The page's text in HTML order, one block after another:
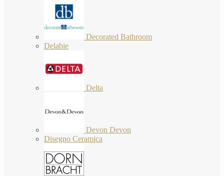
Decorated Bathroom
Delabie
Delta
Devon Devon
Disegno Ceramica